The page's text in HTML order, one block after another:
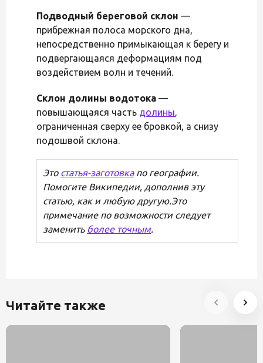
Подводный береговой склон —
прибрежная полоса морского дна,
непосредственно примыкающая к берегу и
подвергающаяся деформациям под
воздействием волн и течений.
Склон долины водотока —
повышающаяся часть долины,
ограниченная сверху ее бровкой, а снизу
подошвой склона.
Это статья-заготовкапо географии.
Помогите Википедии, дополнив эту
статью, как и любую другую.Это
примечание по возможности следует
заменить более точным.
Читайте также